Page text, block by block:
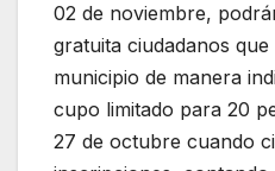
02 de noviembre,
gratuita ciudadanos
municipio de manera
cupo limitado para 20
27 de octubre cuando